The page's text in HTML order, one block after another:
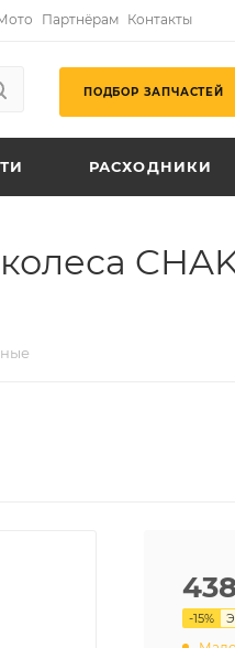
Партнёрам Контакты
ПОДБОР ЗАПЧАСТЕЙ
РАСХОДНИКИ
-15%